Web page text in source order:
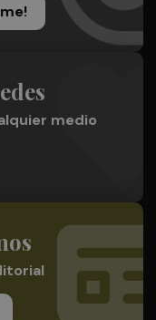
medio